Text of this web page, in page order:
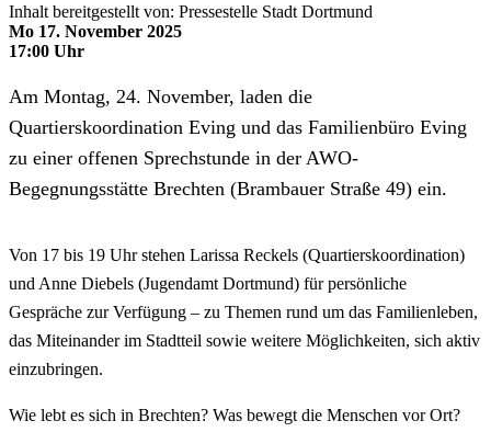
Inhalt bereitgestellt von: Pressestelle Stadt Dortmund
Mo 17. November 2025
17:00 Uhr
Am Montag, 24. November, laden die
Quartierskoordination Eving und das Familienbüro Eving
zu einer offenen Sprechstunde in der AWO-
Begegnungsstätte Brechten (Brambauer Straße 49) ein.
Von 17 bis 19 Uhr stehen Larissa Reckels (Quartierskoordination)
und Anne Diebels (Jugendamt Dortmund) für persönliche
Gespräche zur Verfügung – zu Themen rund um das Familienleben,
das Miteinander im Stadtteil sowie weitere Möglichkeiten, sich aktiv
einzubringen.
Wie lebt es sich in Brechten? Was bewegt die Menschen vor Ort?